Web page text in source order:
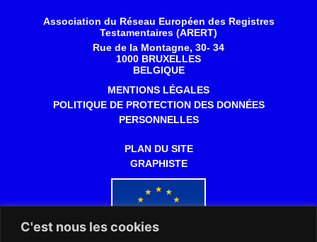
C'est nous les cookies
Association du Réseau Européen des Registres
Testamentaires (ARERT)
Rue de la Montagne, 30- 34
1000 BRUXELLES
BELGIQUE
MENTIONS LÉGALES
POLITIQUE DE PROTECTION DES DONNÉES
PERSONNELLES
PLAN DU SITE
GRAPHISTE